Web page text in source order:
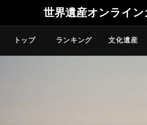
世界遺産オンライン
トップ ランキング 文化遺産